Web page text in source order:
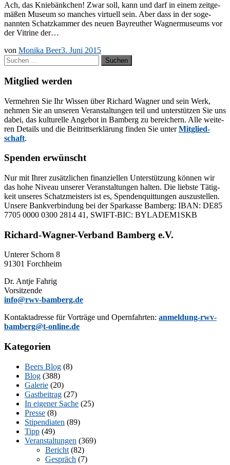
Ach, das Knie­bänk­chen! Zwar soll, kann und darf in ei­nem zeit­ge­
mä­ßen Mu­se­um so man­ches vir­tu­ell sein. Aber dass in der so­ge­
nann­ten Schatz­kam­mer des neu­en Bay­reu­ther Wag­ner­mu­se­ums vor
der Vi­tri­ne der…
von Monika Beer3. Juni 2015
Suchen
nach:
Mitglied werden
Ver­meh­ren Sie Ihr Wis­sen über Ri­chard Wag­ner und sein Werk,
neh­men Sie an un­se­ren Ver­an­stal­tun­gen teil und un­ter­stüt­zen Sie uns
da­bei, das kul­tu­rel­le An­ge­bot in Bam­berg zu be­rei­chern. Alle wei­te­
ren De­tails und die Bei­tritts­er­klä­rung fin­den Sie un­terMit­glied­
schaft.
Spenden erwünscht
Nur mit Ih­rer zu­sätz­li­chen fi­nan­zi­el­len Un­ter­stüt­zung kön­nen wir
das hohe Ni­veau un­se­rer Ver­an­stal­tun­gen hal­ten. Die liebs­te Tä­tig­
keit un­se­res Schatz­meis­ters ist es, Spen­den­quit­tun­gen aus­zu­stel­len.
Un­se­re Bank­ver­bin­dung bei der Spar­kas­se Bam­berg: IBAN: DE85
7705 0000 0300 2814 41, SWIFT-BIC: BYLADEM1SKB
Richard-Wagner-Verband Bamberg e.V.
Un­te­rer Schorn 8
91301 Forchheim
Dr. Ant­je Fahrig
Vorsitzende
info@rwv-bamberg.de
Kon­takt­adres­se für Vor­trä­ge und Opern­fahr­ten: anmeldung-rwv-
bamberg@t-online.de
Kategorien
Beers Blog (8)
Blog (388)
Galerie (20)
Gastbeitrag (27)
In eigener Sache (25)
Presse (8)
Stipendiaten (89)
Tipp (49)
Veranstaltungen (369)
Bericht (82)
Gespräch (7)